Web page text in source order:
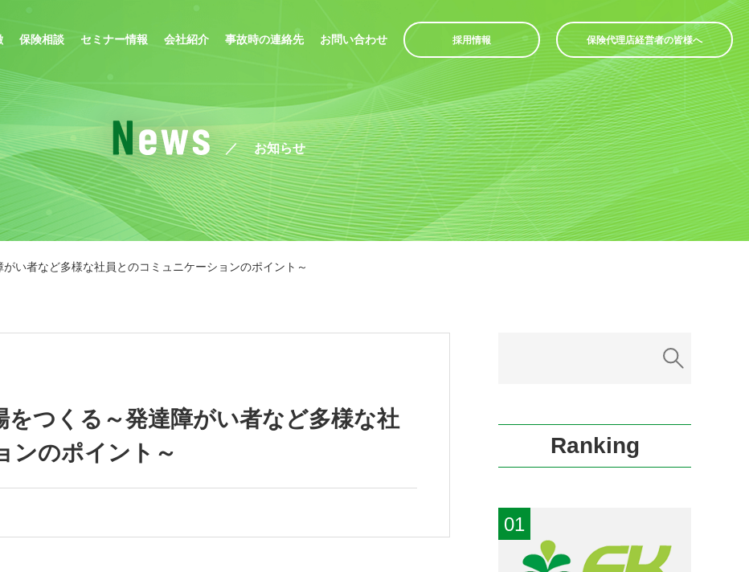
保険相談 セミナー情報 会社紹介 事故時の連絡先 お問い合わせ 採用情報 保険代理店経営者の皆様へ
お知らせ
い者など多様な社員とのコミュニケーションのポイント～
をつくる～発達障がい者など多様な社
ンのポイント～
Ranking